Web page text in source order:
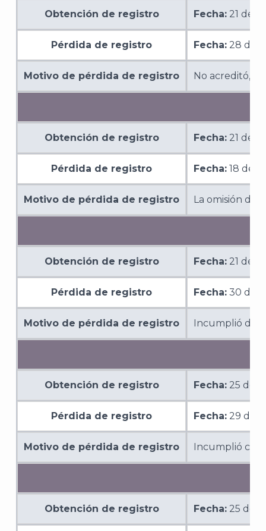
Obtención de registro Fecha: 21 de
Pérdida de registro Fecha: 28 de
Motivo de pérdida de registro No acreditó,
Obtención de registro Fecha: 21 de
Pérdida de registro Fecha: 18 de
Motivo de pérdida de registro La omisión de
Obtención de registro Fecha: 21 de
Pérdida de registro Fecha: 30 de
Motivo de pérdida de registro Incumplió de
Obtención de registro Fecha: 25 de
Pérdida de registro Fecha: 29 de
Motivo de pérdida de registro Incumplió con
Obtención de registro Fecha: 25 de